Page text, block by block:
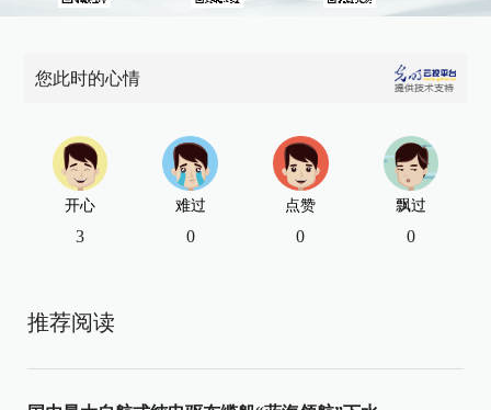
您此时的心情
开心
3
难过
0
点赞
0
飘过
0
推荐阅读